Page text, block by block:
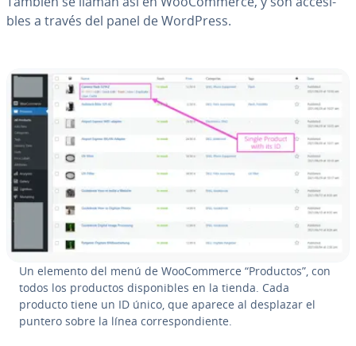
bles a través del panel de WordPress.
Un elemento del menú de Woo­Co­m­me­r­ce “Productos”, con
todos los productos di­s­po­ni­bles en la tienda. Cada
producto tiene un ID único, que aparece al desplazar el
puntero sobre la línea co­rre­s­po­n­die­n­te.